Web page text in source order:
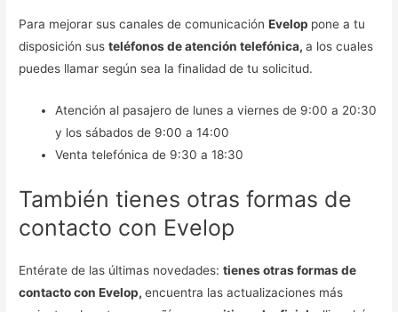
Para mejorar sus canales de comunicaciónEvelop pone a tu
disposición susteléfonos de atención telefónica,a los cuales
puedes llamar según sea la finalidad de tu solicitud.
Atención al pasajero de lunes a viernes de 9:00 a 20:30
y los sábados de 9:00 a 14:00
Venta telefónica de 9:30 a 18:30
También tienes otras formas de
contacto con Evelop
Entérate de las últimas novedades:tienes otras formas de
contacto con Evelop,encuentra las actualizaciones más